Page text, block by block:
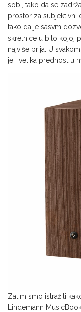
sobi, tako da se
prostor za subjektivni
tako da je sasvm
skretnice u bilo kojoj
najviše prija. U
je i velika prednost u
Zatim smo istražili
Lindemann